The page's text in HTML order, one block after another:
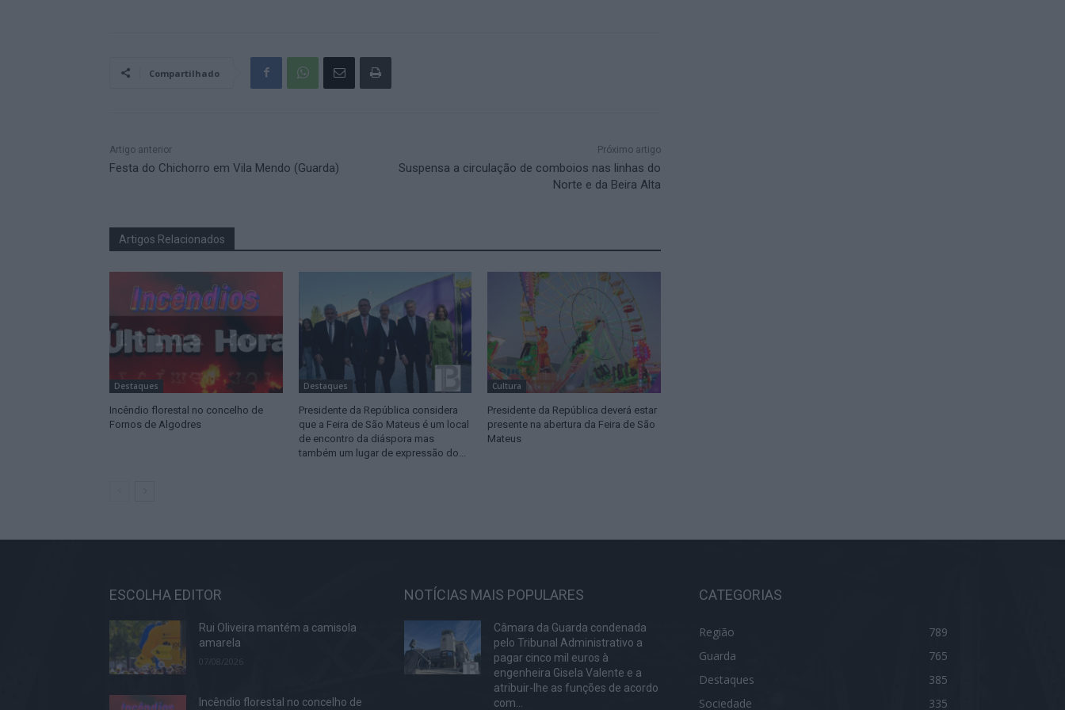
Compartilhado
Artigo anterior
Festa do Chichorro em Vila Mendo (Guarda)
Próximo artigo
Suspensa a circulação de comboios nas linhas do
Norte e da Beira Alta
Artigos Relacionados
Destaques
Incêndio florestal no concelho de
Fornos de Algodres
Destaques
Presidente da República considera
que a Feira de São Mateus é um local
de encontro da diáspora mas
também um lugar de expressão do...
Cultura
Presidente da República deverá estar
presente na abertura da Feira de São
Mateus
ESCOLHA EDITOR
Rui Oliveira mantém a camisola
amarela
07/08/2026
Incêndio florestal no concelho de
NOTÍCIAS MAIS POPULARES
Câmara da Guarda condenada
pelo Tribunal Administrativo a
pagar cinco mil euros à
engenheira Gisela Valente e a
atribuir-lhe as funções de acordo
com...
CATEGORIAS
Região
789
Guarda
765
Destaques
385
Sociedade
335